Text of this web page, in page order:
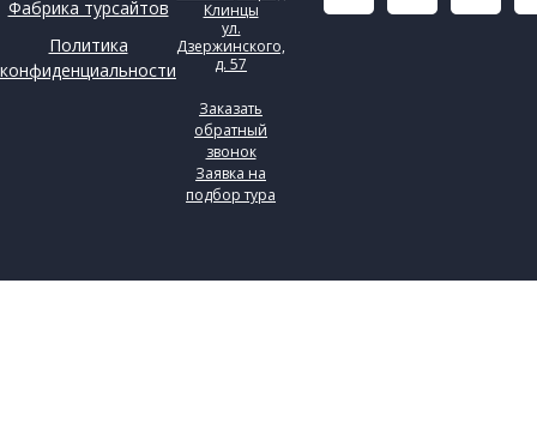
Фабрика турсайтов
Политика
конфиденциальности
Клинцы
ул.
Дзержинского,
д. 57
Заказать
обратный
звонок
Заявка на
подбор тура